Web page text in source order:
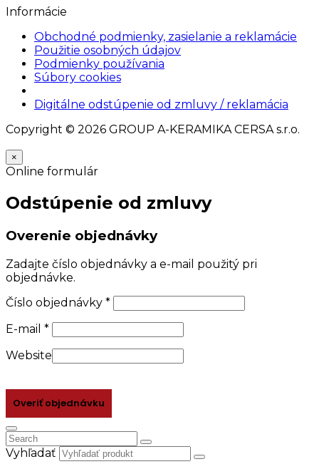
Informácie
Obchodné podmienky, zasielanie a reklamácie
Použitie osobných údajov
Podmienky používania
Súbory cookies
Digitálne odstúpenie od zmluvy / reklamácia
Copyright © 2026 GROUP A-KERAMIKA CERSA s.r.o.
×
Online formulár
Odstúpenie od zmluvy
Overenie objednávky
Zadajte číslo objednávky a e-mail použitý pri
objednávke.
Číslo objednávky *
E-mail *
Website
Overiť objednávku
Vyhľadať